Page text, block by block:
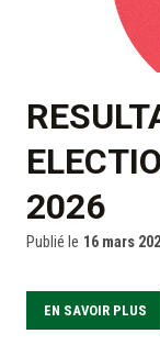
2026
Publié le 16 mars
EN SAVOIR PLUS